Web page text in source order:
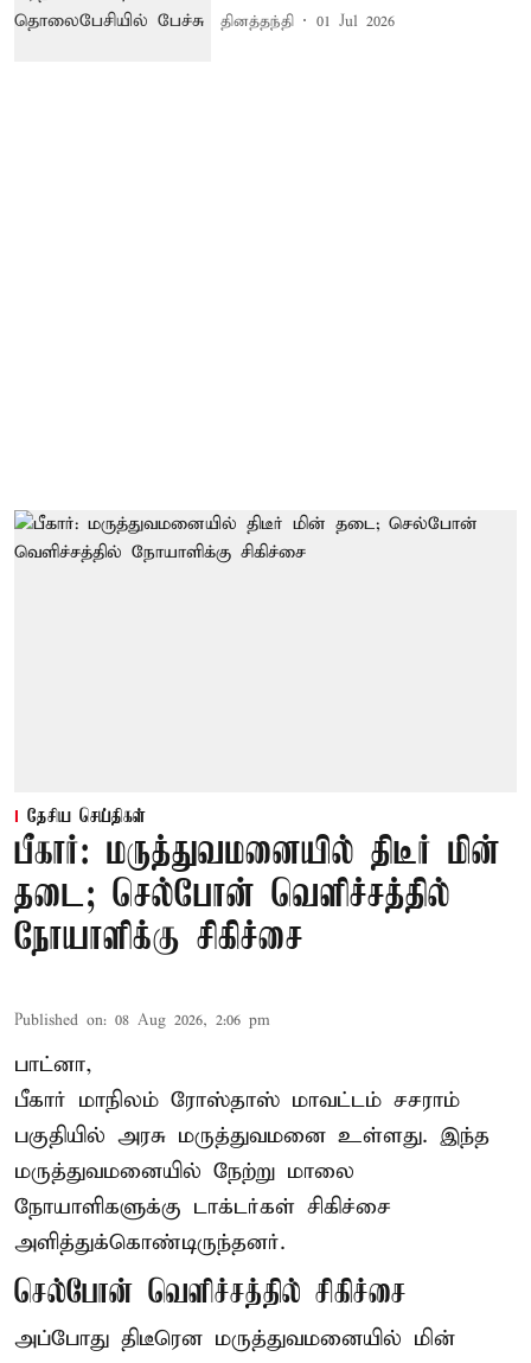
தினத்தந்தி 01 Jul 2026
தேசிய செய்திகள்
பீகார்: மருத்துவமனையில் திடீர் மின்
தடை; செல்போன் வெளிச்சத்தில்
நோயாளிக்கு சிகிச்சை
Published on: 08 Aug 2026, 2:06 pm
பாட்னா,
பீகார் மாநிலம் ரோஸ்தாஸ் மாவட்டம் சசராம்
பகுதியில் அரசு மருத்துவமனை உள்ளது. இந்த
மருத்துவமனையில் நேற்று மாலை
நோயாளிகளுக்கு டாக்டர்கள் சிகிச்சை
அளித்துக்கொண்டிருந்தனர்.
செல்போன் வெளிச்சத்தில் சிகிச்சை
அப்போது திடீரென மருத்துவமனையில் மின்